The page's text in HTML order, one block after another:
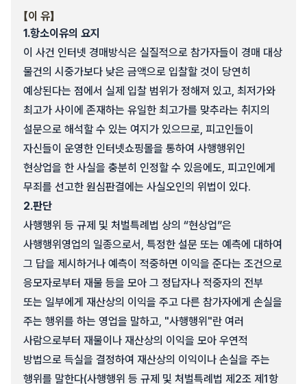
【이 유】
1.항소이유의 요지
이 사건 인터넷 경매방식은 실질적으로 참가자들이 경매 대상
물건의 시중가보다 낮은 금액으로 입찰할 것이 당연히
예상된다는 점에서 실제 입찰 범위가 정해져 있고, 최저가와
최고가 사이에 존재하는 유일한 최고가를 맞추라는 취지의
설문으로 해석할 수 있는 여지가 있으므로, 피고인들이
자신들이 운영한 인터넷쇼핑몰을 통하여 사행행위인
현상업을 한 사실을 충분히 인정할 수 있음에도, 피고인에게
무죄를 선고한 원심판결에는 사실오인의 위법이 있다.
2.판단
사행행위 등 규제 및 처벌특례법 상의 “현상업”은
사행행위영업의 일종으로서, 특정한 설문 또는 예측에 대하여
그 답을 제시하거나 예측이 적중하면 이익을 준다는 조건으로
응모자로부터 재물 등을 모아 그 정답자나 적중자의 전부
또는 일부에게 재산상의 이익을 주고 다른 참가자에게 손실을
주는 행위를 하는 영업을 말하고, "사행행위"란 여러
사람으로부터 재물이나 재산상의 이익을 모아 우연적
방법으로 득실을 결정하여 재산상의 이익이나 손실을 주는
행위를 말한다(사행행위 등 규제 및 처벌특례법 제2조 제1항